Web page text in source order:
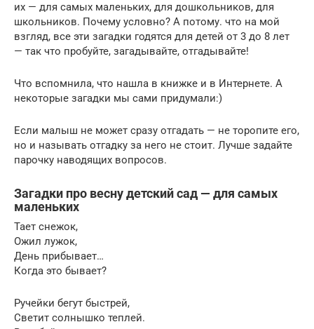
их — для самых маленьких, для дошкольников, для
школьников. Почему условно? А потому. что на мой
взгляд, все эти загадки годятся для детей от 3 до 8 лет
— так что пробуйте, загадывайте, отгадывайте!
Что вспомнила, что нашла в книжке и в Интернете. А
некоторые загадки мы сами придумали:)
Если малыш не может сразу отгадать — не торопите его,
но и называть отгадку за него не стоит. Лучше задайте
парочку наводящих вопросов.
Загадки про весну детский сад — для самых
маленьких
Тает снежок,
Ожил лужок,
День прибывает…
Когда это бывает?
Ручейки бегут быстрей,
Светит солнышко теплей.